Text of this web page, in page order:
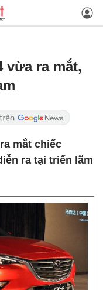
vừa ra mắt,
mắt chiếc
ra tại triển lãm